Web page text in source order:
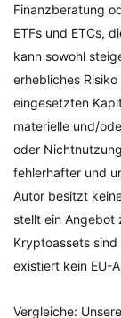
Finanzberatung
ETFs und ETCs,
kann sowohl
erhebliches
eingesetzten
materielle und/
oder
fehlerhafter und
Autor besitzt
stellt ein Angebot
Kryptoassets
existiert kein EU-
Vergleiche: